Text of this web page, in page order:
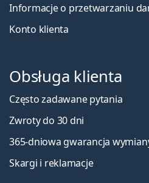
Informacje o przetwarzaniu
Konto klienta
Obsługa klienta
Często zadawane pytania
Zwroty do 30 dni
365-dniowa gwarancja
Skargi i reklamacje